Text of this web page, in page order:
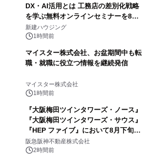
DX・AI活用とは 工務店の差別化戦略
を学ぶ無料オンラインセミナーを8月
20日に開催
新建ハウジング
1時間前
マイスター株式会社、お盆期間中も転
職・就職に役立つ情報を継続発信
マイスター株式会社
1時間前
『大阪梅田ツインタワーズ・ノース』
『大阪梅田ツインタワーズ・サウス』
『HEP ファイブ』において8月下旬か
ら 「オフサイト型コーポレートPPA」
による 再生可能エネルギー電力の使用
阪急阪神不動産株式会社
2時間前